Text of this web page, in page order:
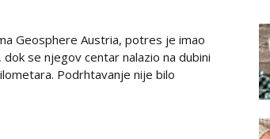
Geosphere Austria, potres je imao
se njegov centar nalazio na dubini
Podrhtavanje nije bilo